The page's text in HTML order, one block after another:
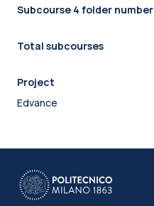
Subcourse 4 folder number
Total subcourses
Project
Edvance